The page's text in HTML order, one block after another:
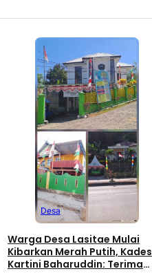
Desa
Warga Desa Lasitae Mulai
Kibarkan Merah Putih, Kades
Kartini Baharuddin: Terima